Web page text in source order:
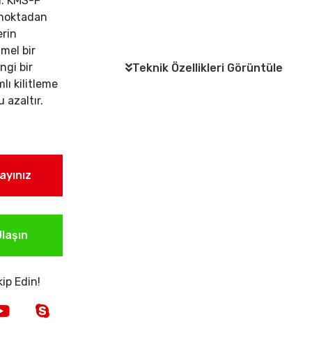
Teknik Özellikleri Görüntüle
bir
bir
kilitleme
azaltır.
Edin!